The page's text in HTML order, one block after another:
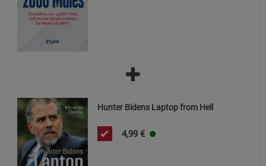
Hunter Bidens Laptop from Hell
4,99 €